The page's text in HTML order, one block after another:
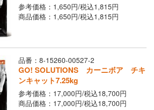
参考価格：1,650円/税込1,815円
商品価格：1,650円/税込1,815円
品番：8-15260-00527-2
GO! SOLUTIONS カーニボア チキ
ンキャット7.25kg
参考価格：17,000円/税込18,700円
商品価格：17,000円/税込18,700円